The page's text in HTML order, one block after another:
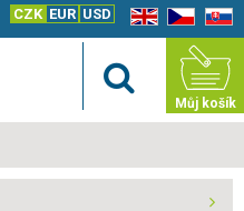
EN CZ SK
CZK EUR USD
Můj košík